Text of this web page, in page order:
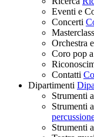
Eventi e
Concerti
Masterclass
Orchestra
Coro pop
Contatti
Dipartimenti
Strumenti
Strumenti
Strumenti